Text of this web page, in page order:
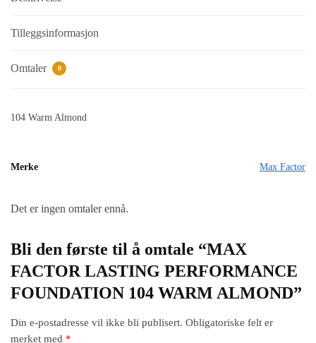
Tilleggsinformasjon
Omtaler 0
104 Warm Almond
Merke Max Factor
Det er ingen omtaler ennå.
Bli den første til å omtale “MAX
FACTOR LASTING PERFORMANCE
FOUNDATION 104 WARM ALMOND”
Din e-postadresse vil ikke bli publisert. Obligatoriske felt er
merket med *